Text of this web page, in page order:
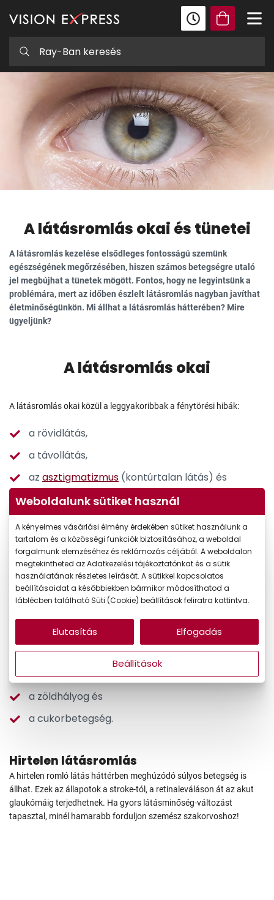
A látásromlás okai és tünetei
A látásromlás kezelése elsődleges fontosságú szemünk
egészségének megőrzésében, hiszen számos betegségre utaló
jel megbújhat a tünetek mögött. Fontos, hogy ne legyintsünk a
problémára, mert az időben észlelt látásromlás nagyban javíthat
életminőségünkön. Mi állhat a látásromlás hátterében? Mire
ügyeljünk?
A látásromlás okai
A látásromlás okai közül a leggyakoribbak a fénytörési hibák:
a rövidlátás,
a távollátás,
az asztigmatizmus (kontúrtalan látás) és
a 40-50 éves kor között jelentkező presbyopia
(öregszeműség),
amelyek viselésével korrigálhatók.
A tüneteket a következő betegségek is kiválthatják:
a magas vérnyomás,
a szklerózis multiplex,
a makula degeneráció (sárgafolt-sorvadás),
a szürkehályog,
a zöldhályog és
a cukorbetegség.
Hirtelen látásromlás
A hirtelen romló látás háttérben meghúzódó súlyos betegség is
állhat. Ezek az állapotok a stroke-tól, a retinaleváláson át az akut
glaukómáig terjedhetnek. Ha gyors látásminőség-változást
tapasztal, minél hamarabb forduljon szemész szakorvoshoz!
Weboldalunk sütiket használ
A kényelmes vásárlási élmény érdekében sütiket használunk a
tartalom és a közösségi funkciók biztosításához, a weboldal
forgalmunk elemzéséhez és reklámozás céljából. A weboldalon
megtekintheted az Adatkezelési tájékoztatónkat és a sütik
használatának részletes leírását. A sütikkel kapcsolatos
beállításaidat a későbbiekben bármikor módosíthatod a
láblécben található Süti (Cookie) beállítások feliratra kattintva.
Beállítások
Elutasítás Elfogadás